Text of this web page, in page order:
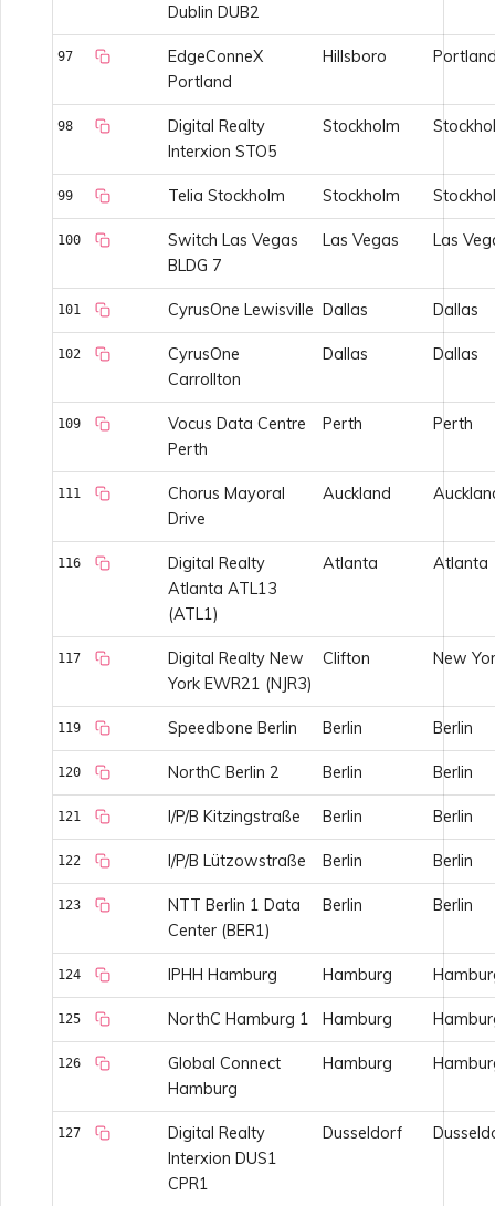
Dublin DUB2
97
EdgeConneX
Portland
Hillsboro
98
Digital Realty
Interxion STO5
Stockholm
99 Telia Stockholm Stockholm
100
Switch Las Vegas
BLDG 7
Las Vegas Las
101 CyrusOne Lewisville Dallas Dallas
102
CyrusOne
Carrollton
Dallas Dallas
109
Vocus Data Centre
Perth
Perth Perth
111
Chorus Mayoral
Drive
Auckland
116
Digital Realty
Atlanta ATL13
(ATL1)
Atlanta Atlanta
117
Digital Realty New
York EWR21 (NJR3)
Clifton New
119 Speedbone Berlin Berlin Berlin
120 NorthC Berlin 2 Berlin Berlin
121 I/P/B Kitzingstraße Berlin Berlin
122 I/P/B Lützowstraße Berlin Berlin
123
NTT Berlin 1 Data
Center (BER1)
Berlin Berlin
124 IPHH Hamburg Hamburg
125 NorthC Hamburg 1 Hamburg
126
Global Connect
Hamburg
Hamburg
127
Digital Realty
Interxion DUS1
CPR1
Dusseldorf